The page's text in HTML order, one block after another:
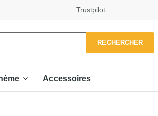
Trustpilot
RECHERCHER
Accessoires